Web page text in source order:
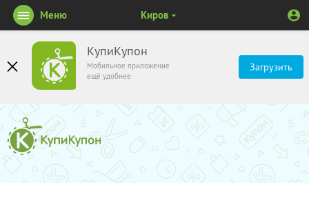
КупиКупон
Мобильное приложение
ещё удобнее
Загрузить
Меню Киров